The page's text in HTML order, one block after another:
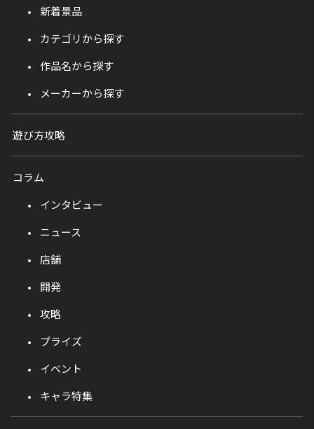
新着景品
カテゴリから探す
作品名から探す
メーカーから探す
遊び方攻略
コラム
インタビュー
ニュース
店舗
開発
攻略
プライズ
イベント
キャラ特集